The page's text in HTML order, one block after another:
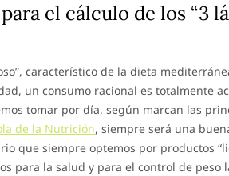
el cálculo de los “3
característico de la dieta
un consumo racional es totalmente
tomar por día, según marcan las
de la Nutrición, siempre será una
que siempre optemos por productos
para la salud y para el control de peso